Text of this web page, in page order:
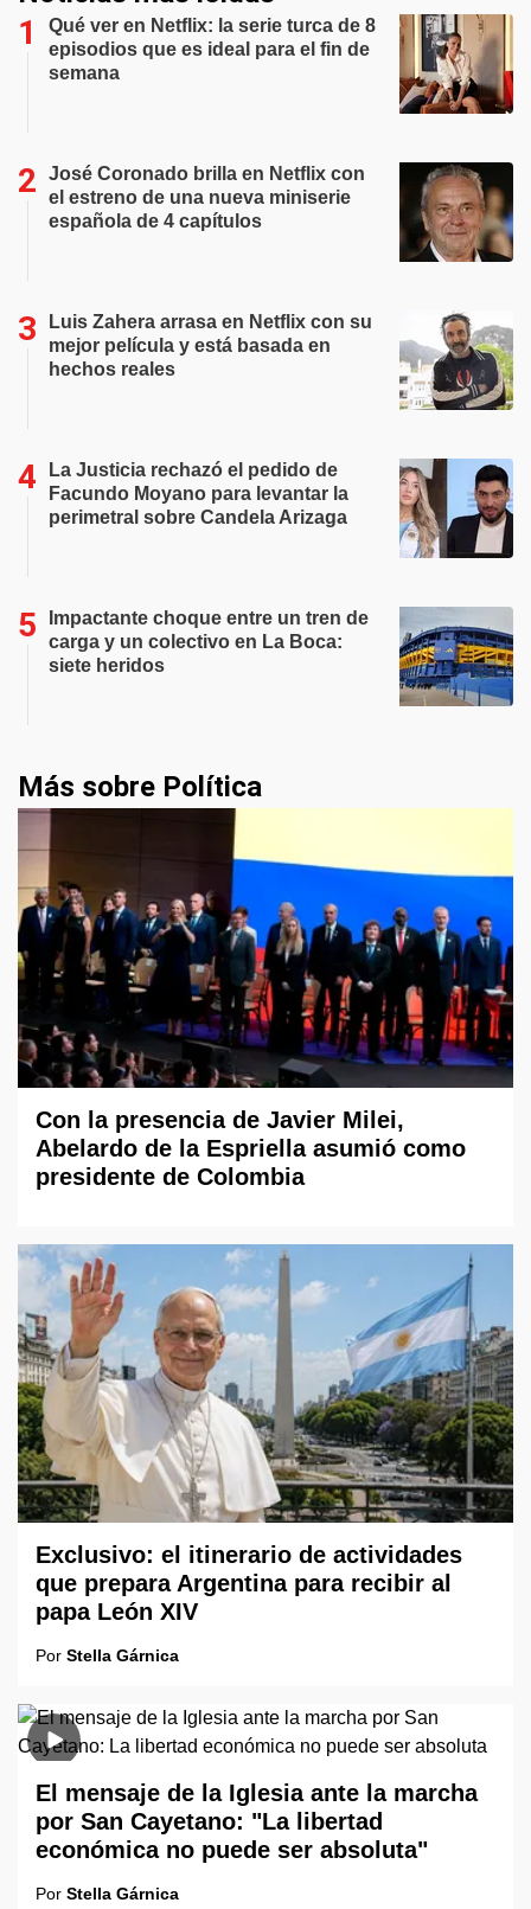
Qué ver en Netflix: la serie turca de 8
episodios que es ideal para el fin de
semana
José Coronado brilla en Netflix con
el estreno de una nueva miniserie
española de 4 capítulos
Luis Zahera arrasa en Netflix con su
mejor película y está basada en
hechos reales
La Justicia rechazó el pedido de
Facundo Moyano para levantar la
perimetral sobre Candela Arizaga
Impactante choque entre un tren de
carga y un colectivo en La Boca:
siete heridos
Más sobre Política
Con la presencia de Javier Milei,
Abelardo de la Espriella asumió como
presidente de Colombia
Exclusivo: el itinerario de actividades
que prepara Argentina para recibir al
papa León XIV
Por Stella Gárnica
El mensaje de la Iglesia ante la marcha
por San Cayetano: "La libertad
económica no puede ser absoluta"
Por Stella Gárnica